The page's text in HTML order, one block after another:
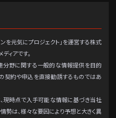
を元気にプロジェクト」を運営する株式
ィアです。
分野に関する一般的な情報提供を目的
契約や申込を直接勧誘するものではあ
現時点で入手可能な情報に基づき当社
勢は、様々な要因により予想と大きく異